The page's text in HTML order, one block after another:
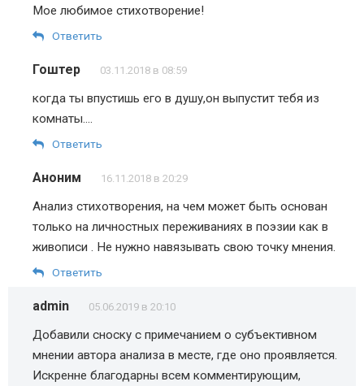
Мое любимое стихотворение!
Ответить
Гоштер 03.11.2018 в 08:59
когда ты впустишь его в душу,он выпустит тебя из
комнаты….
Ответить
Аноним 16.11.2018 в 20:29
Анализ стихотворения, на чем может быть основан
только на личностных переживаниях в поэзии как в
живописи . Не нужно навязывать свою точку мнения.
Ответить
admin 05.06.2019 в 20:10
Добавили сноску с примечанием о субъективном
мнении автора анализа в месте, где оно проявляется.
Искренне благодарны всем комментирующим,